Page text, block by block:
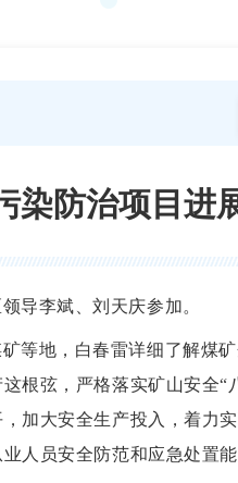
染防治项目进
导李斌、刘天庆参加。
等地，白春雷详细了解煤矿
根弦，严格落实矿山安全“
加大安全生产投入，着力
人员安全防范和应急处置